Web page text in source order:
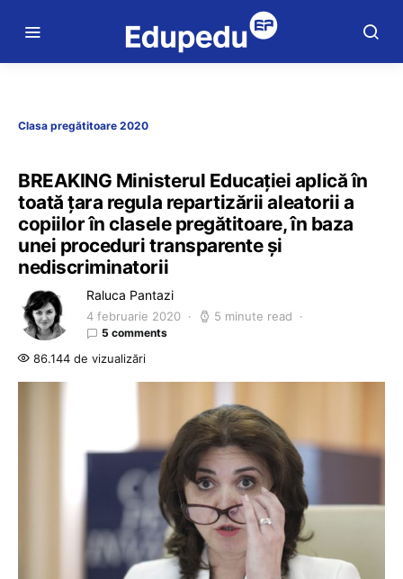
Clasa pregătitoare 2020
BREAKING Ministerul Educației aplică în
toată țara regula repartizării aleatorii a
copiilor în clasele pregătitoare, în baza
unei proceduri transparente și
nediscriminatorii
Raluca Pantazi
4 februarie 2020 5 minute read
5 comments
86.144 de vizualizări